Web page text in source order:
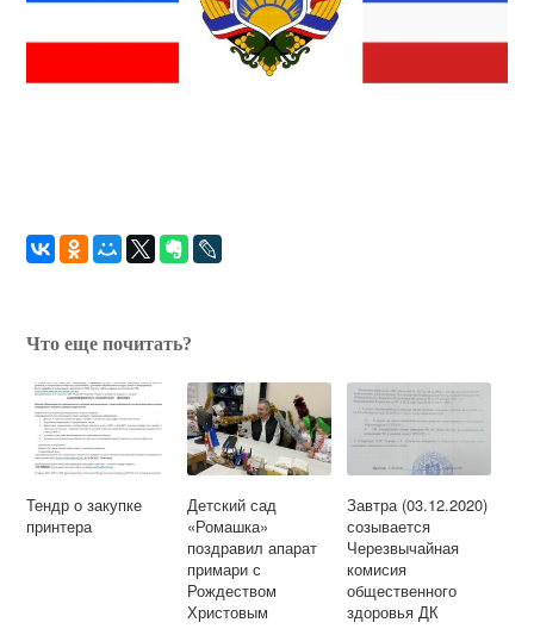
Что еще почитать?
Тендр о закупке
принтера
Детский сад
«Ромашка»
поздравил апарат
примари с
Рождеством
Христовым
Завтра (03.12.2020)
созывается
Черезвычайная
комисия
общественного
здоровья ДК